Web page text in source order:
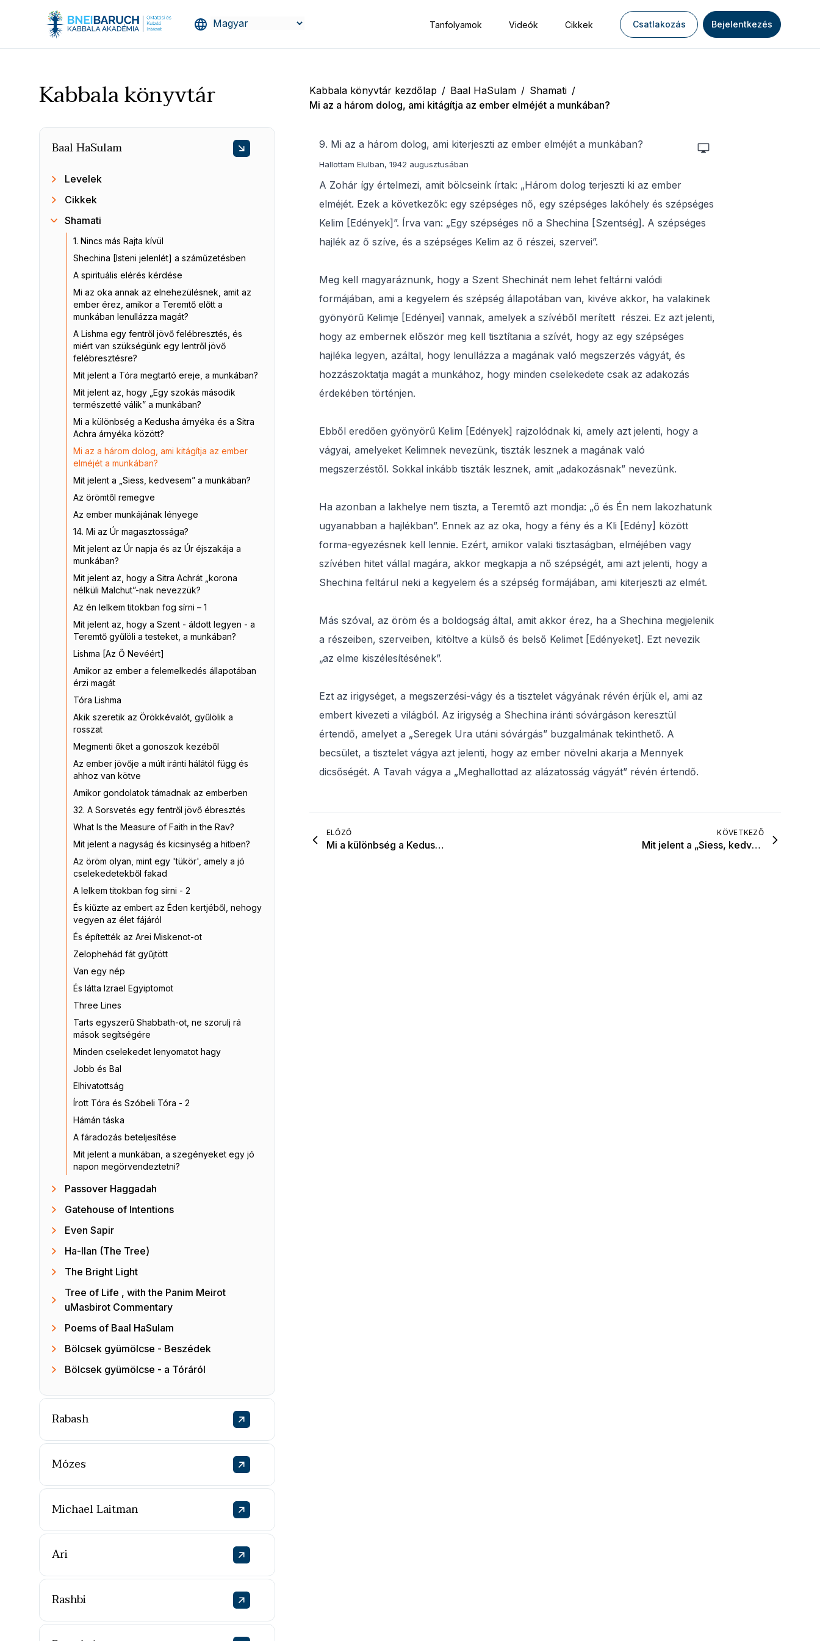
Tanfolyamok Videók Cikkek Csatlakozás Bejelentkezés
Kabbala könyvtár
Baal HaSulam
Levelek
Cikkek
Shamati
1. Nincs más Rajta kívül
Shechina [Isteni jelenlét] a száműzetésben
A spirituális elérés kérdése
Mi az oka annak az elnehezülésnek, amit az
ember érez, amikor a Teremtő előtt a
munkában lenullázza magát?
A Lishma egy fentről jövő felébresztés, és
miért van szükségünk egy lentről jövő
felébresztésre?
Mit jelent a Tóra megtartó ereje, a munkában?
Mit jelent az, hogy „Egy szokás második
természetté válik” a munkában?
Mi a különbség a Kedusha árnyéka és a Sitra
Achra árnyéka között?
Mi az a három dolog, ami kitágítja az ember
elméjét a munkában?
Mit jelent a „Siess, kedvesem” a munkában?
Az örömtől remegve
Az ember munkájának lényege
14. Mi az Úr magasztossága?
Mit jelent az Úr napja és az Úr éjszakája a
munkában?
Mit jelent az, hogy a Sitra Achrát „korona
nélküli Malchut”-nak nevezzük?
Az én lelkem titokban fog sírni – 1
Mit jelent az, hogy a Szent - áldott legyen - a
Teremtő gyűlöli a testeket, a munkában?
Lishma [Az Ő Nevéért]
Amikor az ember a felemelkedés állapotában
érzi magát
Tóra Lishma
Akik szeretik az Örökkévalót, gyűlölik a
rosszat
Megmenti őket a gonoszok kezéből
Az ember jövője a múlt iránti hálától függ és
ahhoz van kötve
Amikor gondolatok támadnak az emberben
32. A Sorsvetés egy fentről jövő ébresztés
What Is the Measure of Faith in the Rav?
Mit jelent a nagyság és kicsinység a hitben?
Az öröm olyan, mint egy 'tükör', amely a jó
cselekedetekből fakad
A lelkem titokban fog sírni - 2
És kiűzte az embert az Éden kertjéből, nehogy
vegyen az élet fájáról
És építették az Arei Miskenot-ot
Zelophehád fát gyűjtött
Van egy nép
És látta Izrael Egyiptomot
Three Lines
Tarts egyszerű Shabbath-ot, ne szorulj rá
mások segítségére
Minden cselekedet lenyomatot hagy
Jobb és Bal
Elhivatottság
Írott Tóra és Szóbeli Tóra - 2
Hámán táska
A fáradozás beteljesítése
Mit jelent a munkában, a szegényeket egy jó
napon megörvendeztetni?
Passover Haggadah
Gatehouse of Intentions
Even Sapir
Ha-Ilan (The Tree)
The Bright Light
Tree of Life , with the Panim Meirot
uMasbirot Commentary
Poems of Baal HaSulam
Bölcsek gyümölcse - Beszédek
Bölcsek gyümölcse - a Tóráról
Rabash
Mózes
Michael Laitman
Ari
Rashbi
Kabbala könyvtár kezdőlap / Baal HaSulam / Shamati /
Mi az a három dolog, ami kitágítja az ember elméjét a munkában?
​​​​​​​9. Mi az a három dolog, ami kiterjeszti az ember elméjét a munkában?
Hallottam Elulban, 1942 augusztusában
A Zohár így értelmezi, amit bölcseink írtak: „Három dolog terjeszti ki az ember
elméjét. Ezek a következők: egy szépséges nő, egy szépséges lakóhely és szépséges
Kelim [Edények]”. Írva van: „Egy szépséges nő a Shechina [Szentség]. A szépséges
hajlék az ő szíve, és a szépséges Kelim az ő részei, szervei”.
Meg kell magyaráznunk, hogy a Szent Shechinát nem lehet feltárni valódi
formájában, ami a kegyelem és szépség állapotában van, kivéve akkor, ha valakinek
gyönyörű Kelimje [Edényei] vannak, amelyek a szívéből merített részei. Ez azt jelenti,
hogy az embernek először meg kell tisztítania a szívét, hogy az egy szépséges
hajléka legyen, azáltal, hogy lenullázza a magának való megszerzés vágyát, és
hozzászoktatja magát a munkához, hogy minden cselekedete csak az adakozás
érdekében történjen.
Ebből eredően gyönyörű Kelim [Edények] rajzolódnak ki, amely azt jelenti, hogy a
vágyai, amelyeket Kelimnek nevezünk, tiszták lesznek a magának való
megszerzéstől. Sokkal inkább tiszták lesznek, amit „adakozásnak” nevezünk.
Ha azonban a lakhelye nem tiszta, a Teremtő azt mondja: „ő és Én nem lakozhatunk
ugyanabban a hajlékban”. Ennek az az oka, hogy a fény és a Kli [Edény] között
forma-egyezésnek kell lennie. Ezért, amikor valaki tisztaságban, elméjében vagy
szívében hitet vállal magára, akkor megkapja a nő szépségét, ami azt jelenti, hogy a
Shechina feltárul neki a kegyelem és a szépség formájában, ami kiterjeszti az elmét.
Más szóval, az öröm és a boldogság által, amit akkor érez, ha a Shechina megjelenik
a részeiben, szerveiben, kitöltve a külső és belső Kelimet [Edényeket]. Ezt nevezik
„az elme kiszélesítésének”.
​​​​​​​Ezt az irigységet, a megszerzési-vágy és a tisztelet vágyának révén érjük el, ami az
embert kivezeti a világból. Az irigység a Shechina iránti sóvárgáson keresztül
értendő, amelyet a „Seregek Ura utáni sóvárgás” buzgalmának tekinthető. A
becsület, a tisztelet vágya azt jelenti, hogy az ember növelni akarja a Mennyek
dicsőségét. A Tavah vágya a „Meghallottad az alázatosság vágyát” révén értendő.
ELŐZŐ
Mi a különbség a Kedusha árnyéka és a Sitra Achra árnyéka között?
KÖVETKEZŐ
Mit jelent a „Siess, kedvesem” a munkában?